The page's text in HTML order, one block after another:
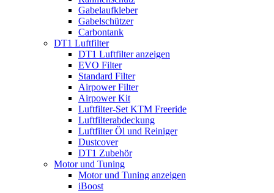
Gabelaufkleber
Gabelschützer
Carbontank
DT1 Luftfilter
DT1 Luftfilter anzeigen
EVO Filter
Standard Filter
Airpower Filter
Airpower Kit
Luftfilter-Set KTM Freeride
Luftfilterabdeckung
Luftfilter Öl und Reiniger
Dustcover
DT1 Zubehör
Motor und Tuning
Motor und Tuning anzeigen
iBoost